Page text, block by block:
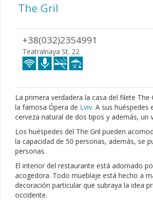
The Gril
+38(032)2354991
Teatralnaya St. 22
La primera verdadera la casa del filete
la famosa Ópera de Lviv. A sus
cerveza natural de dos tipos y además, un
Los huéspedes del The Gril pueden
la capacidad de 50 personas, además, se
personas.
El interior del restaurante está adornado
acogedora. Todo mueblaje está hecho a
decoración particular que subraya la idea
occidente.